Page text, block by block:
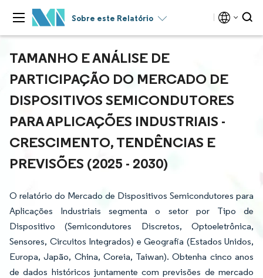
Sobre este Relatório
TAMANHO E ANÁLISE DE
PARTICIPAÇÃO DO MERCADO DE
DISPOSITIVOS SEMICONDUTORES
PARA APLICAÇÕES INDUSTRIAIS -
CRESCIMENTO, TENDÊNCIAS E
PREVISÕES (2025 - 2030)
O relatório do Mercado de Dispositivos Semicondutores para
Aplicações Industriais segmenta o setor por Tipo de
Dispositivo (Semicondutores Discretos, Optoeletrônica,
Sensores, Circuitos Integrados) e Geografia (Estados Unidos,
Europa, Japão, China, Coreia, Taiwan). Obtenha cinco anos
de dados históricos juntamente com previsões de mercado